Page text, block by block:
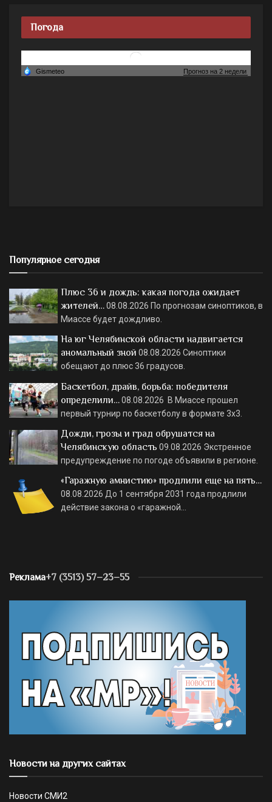
Погода
Популярное сегодня
Плюс 36 и дождь: какая погода ожидает
жителей…08.08.2026 По прогнозам синоптиков, в
Миассе будет дождливо.
На юг Челябинской области надвигается
аномальный зной 08.08.2026 Синоптики
обещают до плюс 36 градусов.
Баскетбол, драйв, борьба: победителя
определили…08.08.2026 В Миассе прошел
первый турнир по баскетболу в формате 3х3.
Дожди, грозы и град обрушатся на
Челябинскую область 09.08.2026 Экстренное
предупреждение по погоде объявили в регионе.
«Гаражную амнистию» продлили еще на пять…
08.08.2026 До 1 сентября 2031 года продлили
действие закона о «гаражной…
Реклама+7 (3513) 57–23–55
Новости на других сайтах
Новости СМИ2